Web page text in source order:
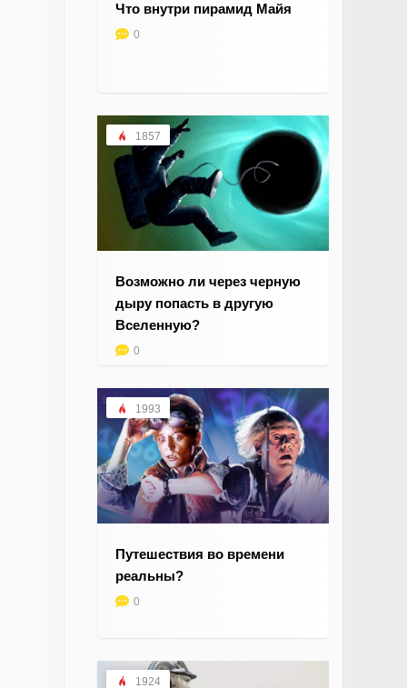
Что внутри пирамид Майя
0
1857
Возможно ли через черную
дыру попасть в другую
Вселенную?
0
1993
Путешествия во времени
реальны?
0
1924